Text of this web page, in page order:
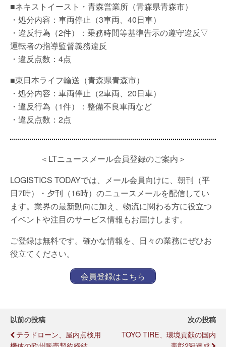
■ネキストイースト・青森営業所（青森県青森市）
・処分内容：車両停止（3車両、40日車）
・違反行為（2件）：乗務時間等基準告示の遵守違反▽
運転者の指導監督義務違反
・違反点数：4点
■東日本ライフ輸送（青森県青森市）
・処分内容：車両停止（2車両、20日車）
・違反行為（1件）：整備不良車両など
・違反点数：2点
＜LTニュースメール会員登録のご案内＞
LOGISTICS TODAYでは、メール会員向けに、朝刊（平
日7時）・夕刊（16時）のニュースメールを配信してい
ます。業界の最新動向に加え、物流に関わる方に役立つ
イベントや注目のサービス情報もお届けします。
ご登録は無料です。確かな情報を、日々の業務にぜひお
役立てください。
会員登録はこちら
以前の投稿
テラドローン、屋内点検用
次の投稿
TOYO TIRE、環境貢献の国内